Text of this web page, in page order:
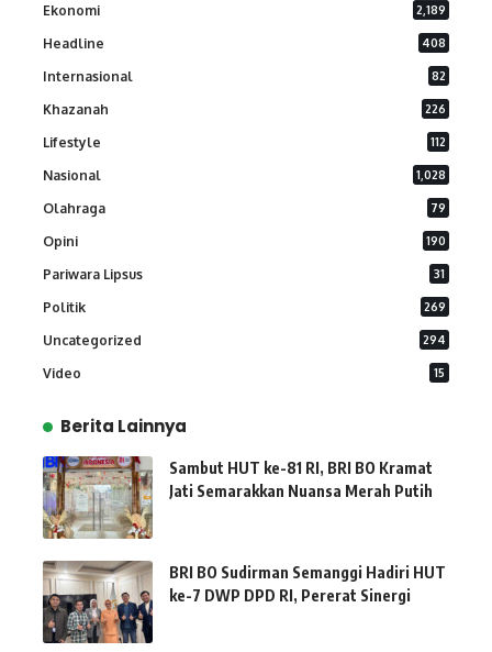
Ekonomi 2,189
Headline 408
Internasional 82
Khazanah 226
Lifestyle 112
Nasional 1,028
Olahraga 79
Opini 190
Pariwara Lipsus 31
Politik 269
Uncategorized 294
Video 15
Berita Lainnya
Sambut HUT ke-81 RI, BRI BO Kramat
Jati Semarakkan Nuansa Merah Putih
BRI BO Sudirman Semanggi Hadiri HUT
ke-7 DWP DPD RI, Pererat Sinergi